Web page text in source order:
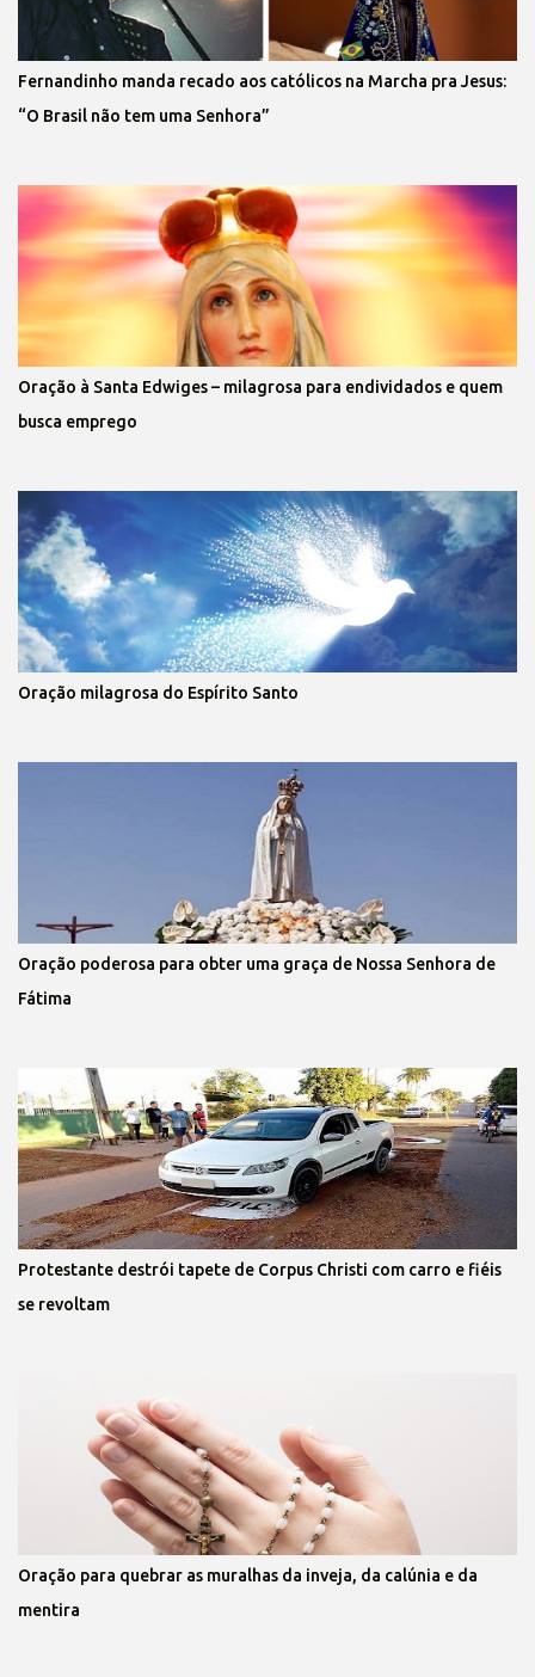
Fernandinho manda recado aos católicos na Marcha pra Jesus:
“O Brasil não tem uma Senhora”
Oração à Santa Edwiges – milagrosa para endividados e quem
busca emprego
Oração milagrosa do Espírito Santo
Oração poderosa para obter uma graça de Nossa Senhora de
Fátima
Protestante destrói tapete de Corpus Christi com carro e fiéis
se revoltam
Oração para quebrar as muralhas da inveja, da calúnia e da
mentira